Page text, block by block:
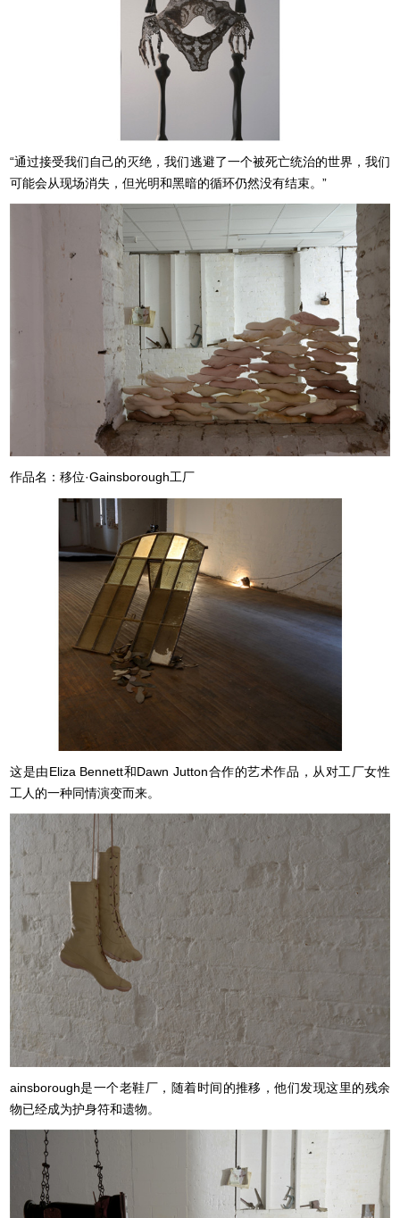
“通过接受我们自己的灭绝，我们逃避了一个被死亡统治的世界，我们
可能会从现场消失，但光明和黑暗的循环仍然没有结束。”
作品名：移位·Gainsborough工厂
这是由Eliza Bennett和Dawn Jutton合作的艺术作品，从对工厂女性
工人的一种同情演变而来。
ainsborough是一个老鞋厂，随着时间的推移，他们发现这里的残余
物已经成为护身符和遗物。